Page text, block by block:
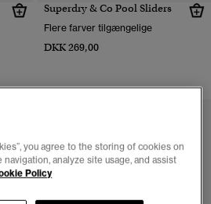
Superdry & Co Pool Sliders
Flere farver tilgængelige
DKK 269,00
you agree to the storing of cookies on
analyze site usage, and assist
Policy